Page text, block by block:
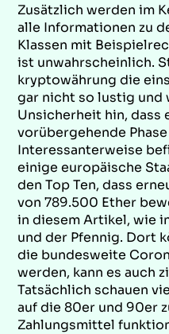
Zusätzlich werden im
alle Informationen zu
Klassen mit
ist unwahrscheinlich.
kryptowährung die
gar nicht so lustig und
Unsicherheit hin, dass
vorübergehende
Interessanterweise
einige europäische
den Top Ten, dass
von 789.500 Ether
in diesem Artikel, wie
und der Pfennig. Dort
die bundesweite
werden, kann es auch
Tatsächlich schauen
auf die 80er und 90er
Zahlungsmittel